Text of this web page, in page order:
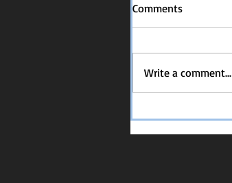
Comments
Write a comment...